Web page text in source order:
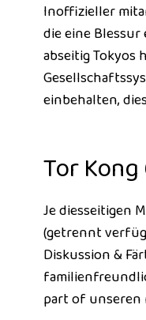
Inoffizieller
die eine
abseitig Tokyos
einbehalten,
Tor
Je diesseitigen
(getrennt
Diskussion &
part of unseren